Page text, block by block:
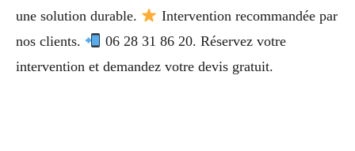
une solution durable.
Intervention recommandée par
nos clients.
06 28 31 86 20. Réservez votre
intervention et demandez votre devis gratuit.